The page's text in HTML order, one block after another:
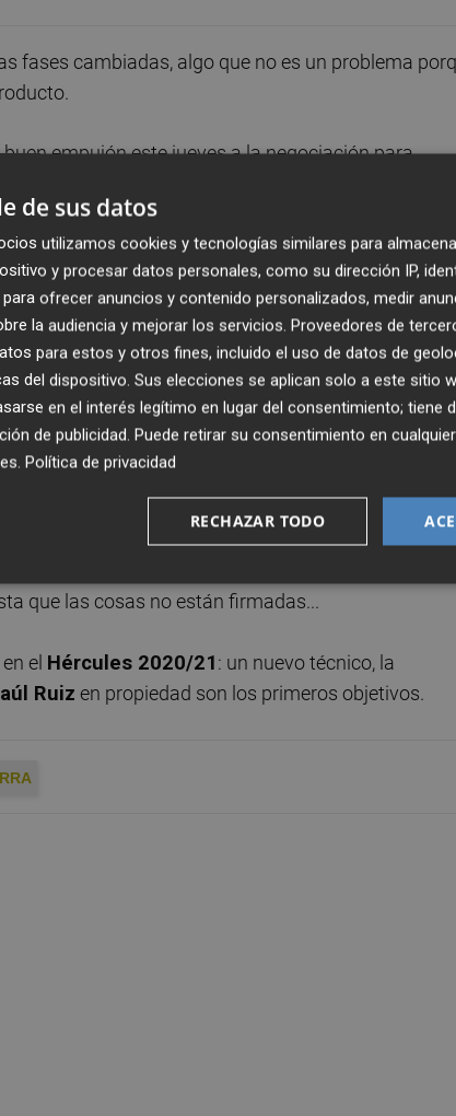
fases cambiadas, algo que no es un problema
empujón este jueves a la negociación para
Buena prueba de ello es el anuncio que ha hecho la
la incorporación para las dos próximas
segoviano a susecretaría técnica:Alejandro
su etapa como futbolista defendió la camiseta
B(al igual que hiciera su padre,Pepe Varela,
y ha trabajado junto a Carmelo en sus
.
su carrera como futbolista en el
secretario técnico del
esa función a las órdenes de Carmelo.
sobre la mesa el segoviano, por lo que su
que las cosas no están firmadas...
el Hércules 2020/21: un nuevo técnico, la
Ruiz en propiedad son los primeros objetivos.
de sus datos
utilizamos cookies y tecnologías similares para
y procesar datos personales, como su dirección IP,
ofrecer anuncios y contenido personalizados, medir
la audiencia y mejorar los servicios. Proveedores de
para estos y otros fines, incluido el uso de datos de
del dispositivo. Sus elecciones se aplican solo a este sitio
en el interés legítimo en lugar del consentimiento; tiene
de publicidad. Puede retirar su consentimiento en
. Política de privacidad
RECHAZAR TODO